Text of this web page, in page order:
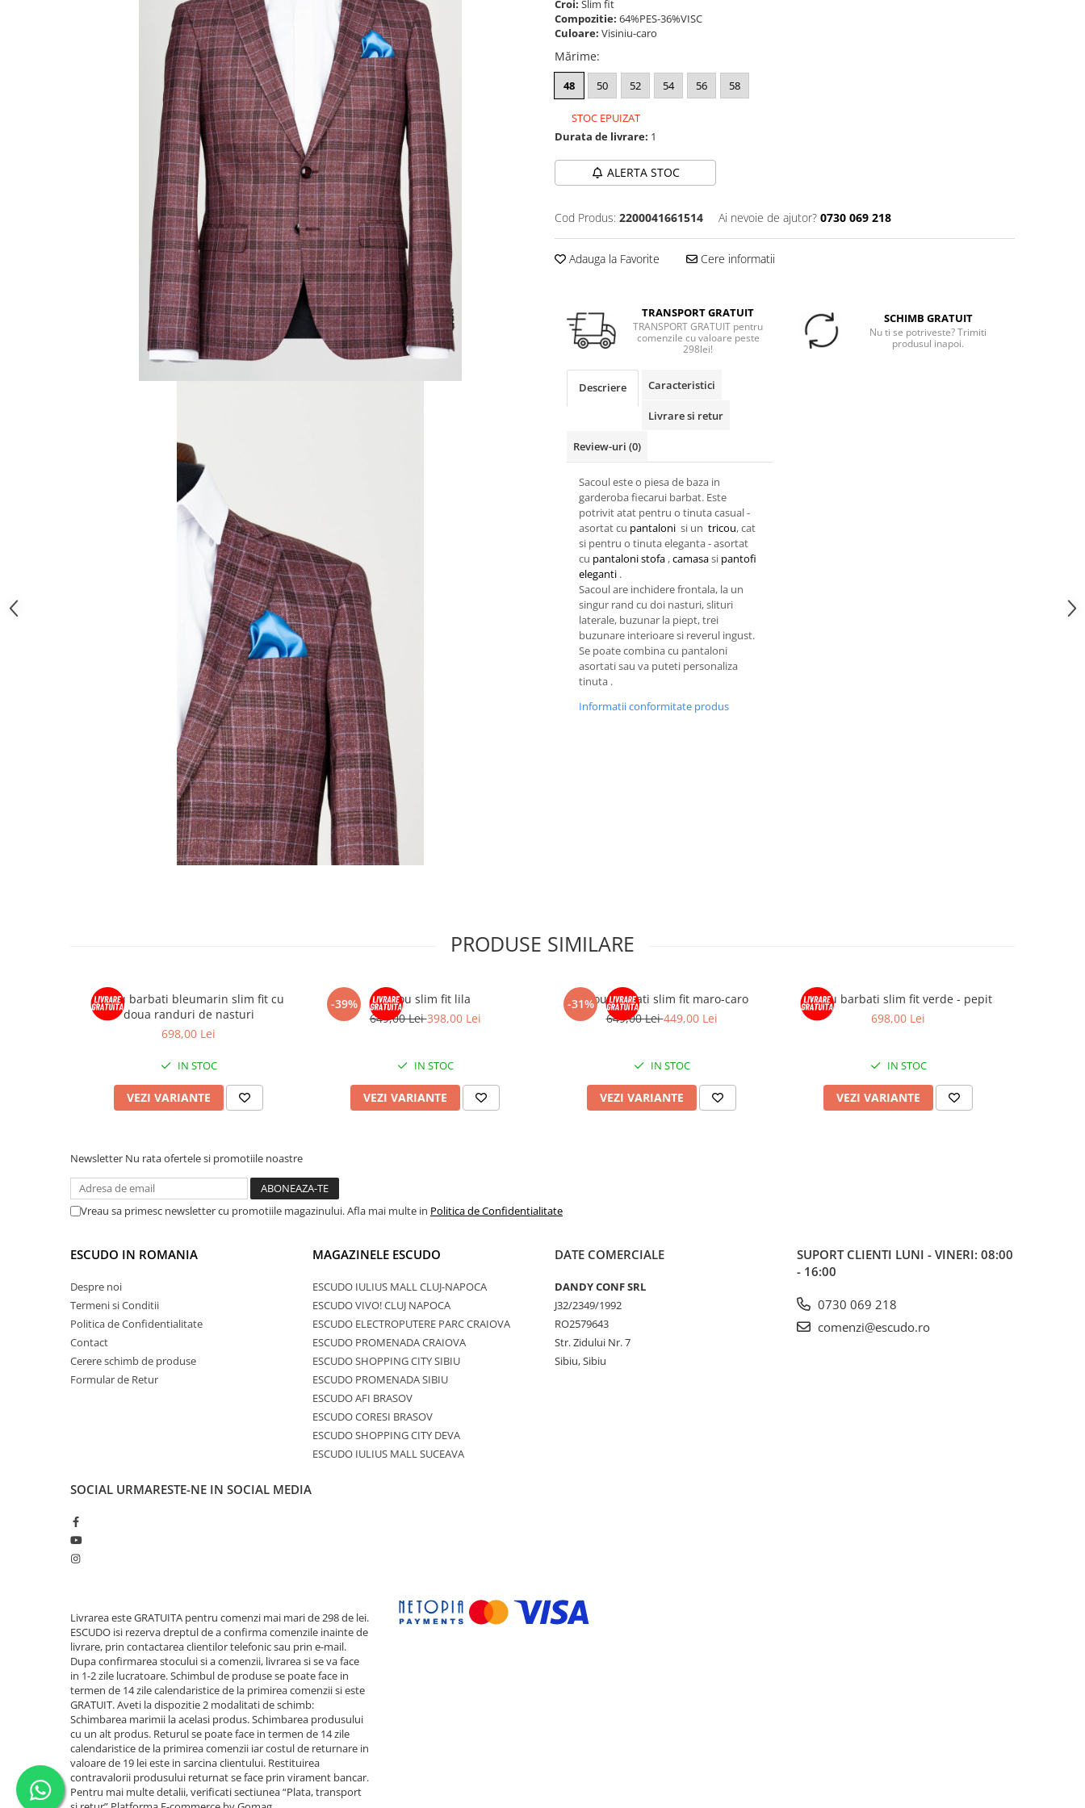
Croi: Slim fit
Compozitie: 64%PES-36%VISC
Culoare: Visiniu-caro
Mărime:
48 50 52 54 56 58
STOC EPUIZAT
Durata de livrare: 1
ALERTA STOC
Cod Produs: 2200041661514 Ai nevoie de ajutor? 0730 069 218
Adauga la Favorite Cere informatii
TRANSPORT GRATUIT
TRANSPORT GRATUIT pentru
comenzile cu valoare peste
298lei!
SCHIMB GRATUIT
Nu ti se potriveste? Trimiti
produsul inapoi.
Descriere Caracteristici
Livrare si retur
Review-uri (0)
Sacoul este o piesa de baza in
garderoba fiecarui barbat. Este
potrivit atat pentru o tinuta casual -
asortat cu pantaloni si un tricou, cat
si pentru o tinuta eleganta - asortat
cu pantaloni stofa ,camasasi pantofi
eleganti .
Sacoul are inchidere frontala, la un
singur rand cu doi nasturi, slituri
laterale, buzunar la piept, trei
buzunare interioare si reverul ingust.
Se poate combina cu pantaloni
asortati sau va puteti personaliza
tinuta .
Informatii conformitate produs
PRODUSE SIMILARE
Sacou barbati bleumarin slim fit cu
doua randuri de nasturi
698,00 Lei
IN STOC
VEZI VARIANTE
-39%
Sacou slim fit lila
649,00 Lei398,00 Lei
IN STOC
VEZI VARIANTE
-31%
Sacou barbati slim fit maro-caro
649,00 Lei449,00 Lei
IN STOC
VEZI VARIANTE
Sacou barbati slim fit verde - pepit
698,00 Lei
IN STOC
VEZI VARIANTE
Newsletter Nu rata ofertele si promotiile noastre
Vreau sa primesc newsletter cu promotiile magazinului. Afla mai multe in Politica de Confidentialitate
ESCUDO IN ROMANIA
Despre noi
Termeni si Conditii
Politica de Confidentialitate
Contact
Cerere schimb de produse
Formular de Retur
MAGAZINELE ESCUDO
ESCUDO IULIUS MALL CLUJ-NAPOCA
ESCUDO VIVO! CLUJ NAPOCA
ESCUDO ELECTROPUTERE PARC CRAIOVA
ESCUDO PROMENADA CRAIOVA
ESCUDO SHOPPING CITY SIBIU
ESCUDO PROMENADA SIBIU
ESCUDO AFI BRASOV
ESCUDO CORESI BRASOV
ESCUDO SHOPPING CITY DEVA
ESCUDO IULIUS MALL SUCEAVA
DATE COMERCIALE
DANDY CONF SRL
J32/2349/1992
RO2579643
Str. Zidului Nr. 7
Sibiu, Sibiu
SUPORT CLIENTI LUNI - VINERI: 08:00
- 16:00
0730 069 218
comenzi@escudo.ro
SOCIAL URMARESTE-NE IN SOCIAL MEDIA
Livrarea este GRATUITA pentru comenzi mai mari de 298 de lei.
ESCUDO isi rezerva dreptul de a confirma comenzile inainte de
livrare, prin contactarea clientilor telefonic sau prin e-mail.
Dupa confirmarea stocului si a comenzii, livrarea si se va face
in 1-2 zile lucratoare. Schimbul de produse se poate face in
termen de 14 zile calendaristice de la primirea comenzii si este
GRATUIT. Aveti la dispozitie 2 modalitati de schimb:
Schimbarea marimii la acelasi produs. Schimbarea produsului
cu un alt produs. Returul se poate face in termen de 14 zile
calendaristice de la primirea comenzii iar costul de returnare in
valoare de 19 lei este in sarcina clientului. Restituirea
contravalorii produsului returnat se face prin virament bancar.
Pentru mai multe detalii, verificati sectiunea “Plata, transport